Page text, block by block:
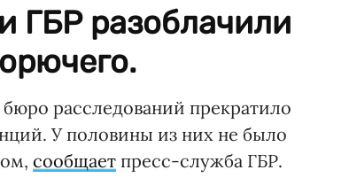
ГБР разоблачили
расследований прекратило
У половины из них не было
сообщает пресс-служба ГБР.